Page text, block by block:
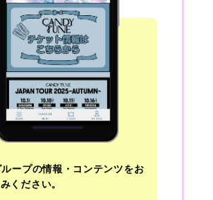
ープの情報・コンテンツをお
ください。